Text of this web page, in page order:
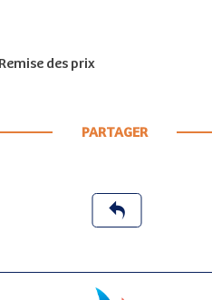
des prix
PARTAGER